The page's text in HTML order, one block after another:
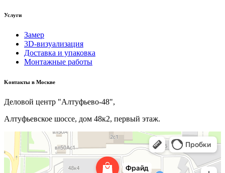
Услуги
Замер
3D-визуализация
Доставка и упаковка
Монтажные работы
Kонтакты в Москве
Деловой центр "Алтуфьево-48",
Алтуфьевское шоссе, дом 48к2, первый этаж.